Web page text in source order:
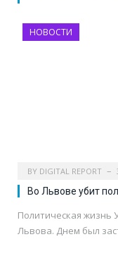
НОВОСТИ
BY DIGITAL REPORT
Во Львове убит
Политическая
Львова. Днем был